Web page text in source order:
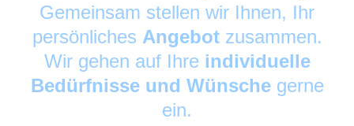
Gemeinsam stellen wir Ihnen, Ihr
persönliches Angebot zusammen.
Wir gehen auf Ihre individuelle
Bedürfnisse und Wünschegerne
ein.